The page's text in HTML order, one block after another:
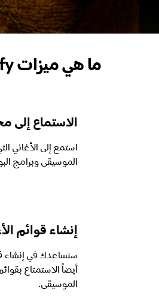
ما هي ميزات Spotify؟
الاستماع إلى
استمع إلى الأغاني
الموسيقى وبرامج
إنشاء قوائم
سنساعدك في إنشاء
أيضاً الاستمتاع
الموسيقى.